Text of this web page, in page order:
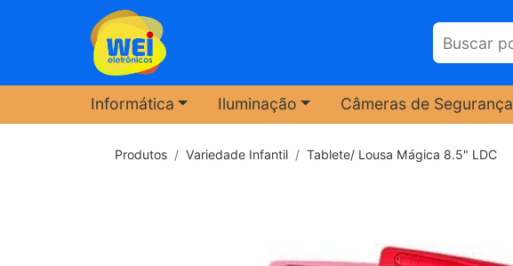
Informática Iluminação Câmeras de Segurança
Produtos Variedade Infantil Tablete/ Lousa Mágica 8.5" LDC